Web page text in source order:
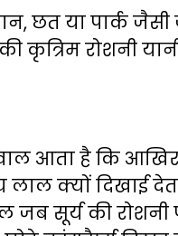
छत या पार्क
कृत्रिम रोशनी
आता है कि आखिर
क्यों दिखाई
सूर्य की